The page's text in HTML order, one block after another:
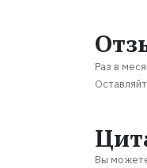
Раз в
Вы